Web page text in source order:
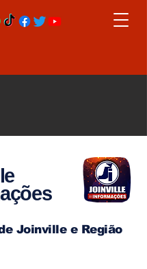
Joinville e Região